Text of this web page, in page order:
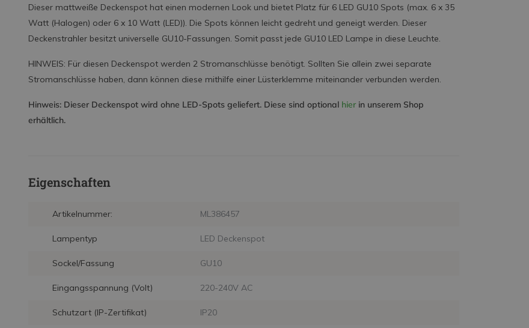
Dieser mattweiße Deckenspot hat einen modernen Look und bietet Platz für 6 LED GU10 Spots (max. 6 x 35
Watt (Halogen) oder 6 x 10 Watt (LED)). Die Spots können leicht gedreht und geneigt werden. Dieser
Deckenstrahler besitzt universelle GU10-Fassungen. Somit passt jede GU10 LED Lampe in diese Leuchte.
HINWEIS: Für diesen Deckenspot werden 2 Stromanschlüsse benötigt. Sollten Sie allein zwei separate
Stromanschlüsse haben, dann können diese mithilfe einer Lüsterklemme miteinander verbunden werden.
Hinweis: Dieser Deckenspot wird ohne LED-Spots geliefert. Diese sind optional hier in unserem Shop
erhältlich.
Eigenschaften
Artikelnummer: ML386457
Lampentyp LED Deckenspot
Sockel/Fassung GU10
Eingangsspannung (Volt) 220-240V AC
Schutzart (IP-Zertifikat) IP20